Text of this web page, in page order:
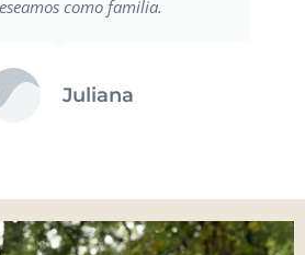
como familia.
Juliana